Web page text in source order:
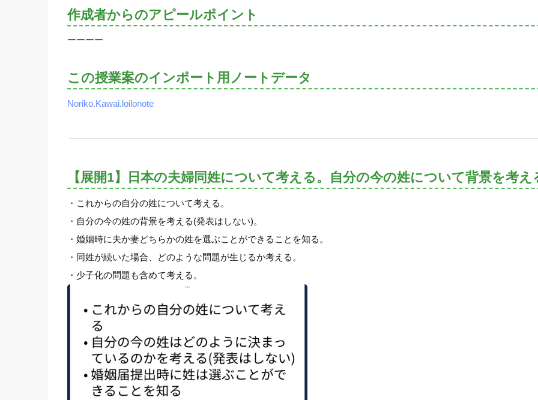
作成者からのアピールポイント
ーーーー
この授業案のインポート用ノートデータ
Noriko.Kawai.loilonote
【展開1】日本の夫婦同姓について考える。自分の今の姓について背景を考え
・これからの自分の姓について考える。
・自分の今の姓の背景を考える(発表はしない)。
・婚姻時に夫か妻どちらかの姓を選ぶことができることを知る。
・同姓が続いた場合、どのような問題が生じるか考える。
・少子化の問題も含めて考える。